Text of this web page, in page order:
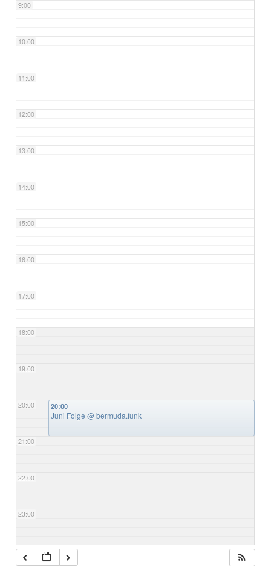
9:00
10:00
11:00
12:00
13:00
14:00
15:00
16:00
17:00
18:00
19:00
20:00
21:00
22:00
23:00
20:00
Juni Folge@ bermuda.funk